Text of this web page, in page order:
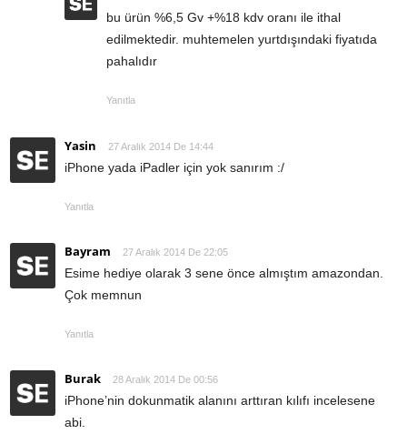
bu ürün %6,5 Gv +%18 kdv oranı ile ithal
edilmektedir. muhtemelen yurtdışındaki fiyatıda
pahalıdır
Yanıtla
Yasin 27 Aralık 2014 De 14:44
iPhone yada iPadler için yok sanırım :/
Yanıtla
Bayram 27 Aralık 2014 De 22:05
Esime hediye olarak 3 sene önce almıştım amazondan.
Çok memnun
Yanıtla
Burak 28 Aralık 2014 De 00:56
iPhone’nin dokunmatik alanını arttıran kılıfı incelesene
abi.